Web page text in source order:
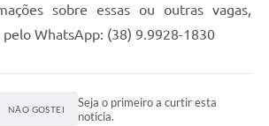
sobre essas ou outras vagas,
WhatsApp: (38) 9.9928-1830
NÃO GOSTEI
Seja o primeiro a curtir esta
notícia.